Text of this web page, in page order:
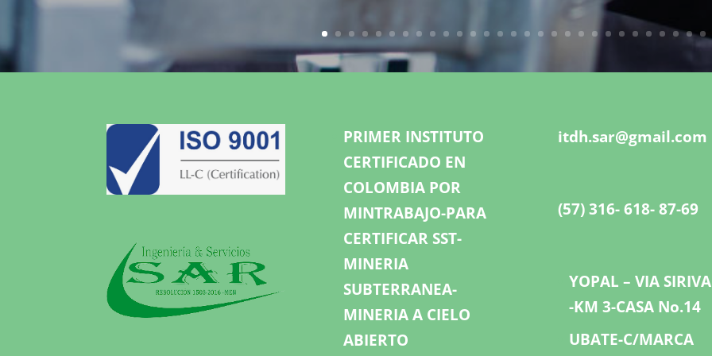
PRIMER INSTITUTO
CERTIFICADO EN
COLOMBIA POR
MINTRABAJO-PARA
CERTIFICAR SST-
MINERIA
SUBTERRANEA-
MINERIA A CIELO
ABIERTO
itdh.sar@gmail.com
(57) 316- 618- 87-69
YOPAL – VIA
-KM 3-CASA No.14
UBATE-C/MARCA